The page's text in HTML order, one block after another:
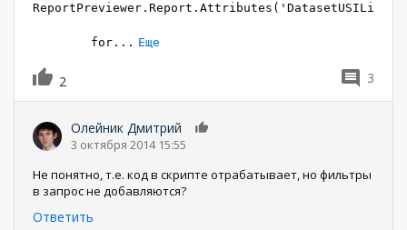
for ... Еще
2 3
Олейник Дмитрий
3 октября 2014 15:55
Не понятно, т.е. код в скрипте отрабатывает, но фильтры
в запрос не добавляются?
Ответить